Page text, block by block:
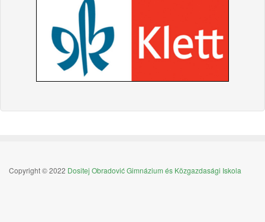
Copyright © 2022 Dositej Obradović Gimnázium és Közgazdasági Iskola